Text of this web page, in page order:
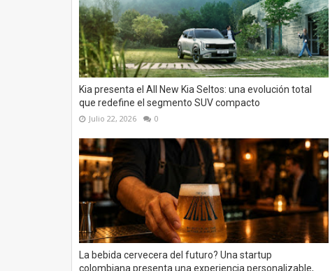
Kia presenta el All New Kia Seltos: una evolución total
que redefine el segmento SUV compacto
Julio 22, 2026 0
La bebida cervecera del futuro? Una startup
colombiana presenta una experiencia personalizable,